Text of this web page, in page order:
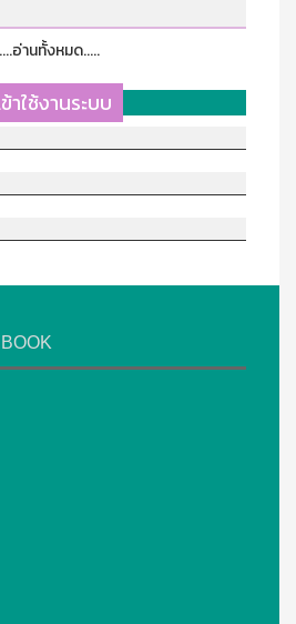
อ่านทั้งหมด.....
าใช้งานระบบ